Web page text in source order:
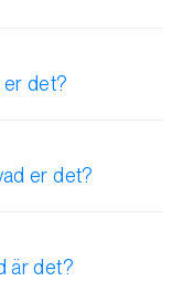
er det?
er det?
är det?